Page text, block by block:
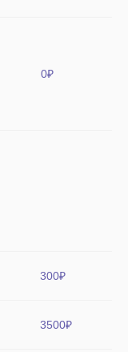
0₽
300₽
3500₽